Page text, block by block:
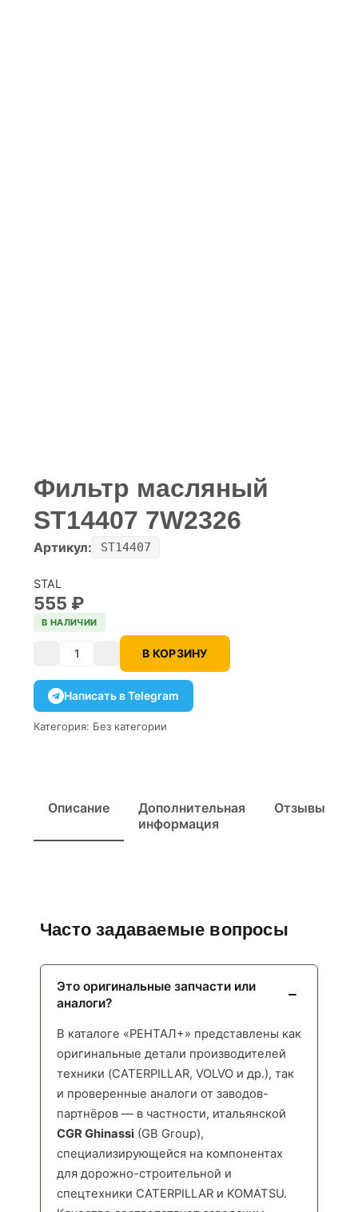
Фильтр масляный
ST14407 7W2326
Артикул: ST14407
STAL
555 ₽
В НАЛИЧИИ
Количество В КОРЗИНУ
Написать в Telegram
Категория: Без категории
Описание
Дополнительная
информация
Отзывы
Часто задаваемые вопросы
Это оригинальные запчасти или
аналоги?
В каталоге «РЕНТАЛ+» представлены как
оригинальные детали производителей
техники (CATERPILLAR, VOLVO и др.), так
и проверенные аналоги от заводов-
партнёров — в частности, итальянской
CGR Ghinassi (GB Group),
специализирующейся на компонентах
для дорожно-строительной и
спецтехники CATERPILLAR и KOMATSU.